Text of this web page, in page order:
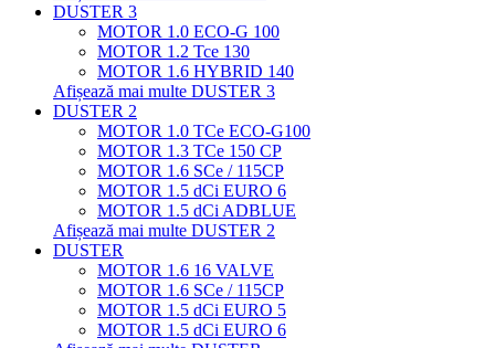
DUSTER 3
MOTOR 1.0 ECO-G 100
MOTOR 1.2 Tce 130
MOTOR 1.6 HYBRID 140
Afișează mai multe DUSTER 3
DUSTER 2
MOTOR 1.0 TCe ECO-G100
MOTOR 1.3 TCe 150 CP
MOTOR 1.6 SCe / 115CP
MOTOR 1.5 dCi EURO 6
MOTOR 1.5 dCi ADBLUE
Afișează mai multe DUSTER 2
DUSTER
MOTOR 1.6 16 VALVE
MOTOR 1.6 SCe / 115CP
MOTOR 1.5 dCi EURO 5
MOTOR 1.5 dCi EURO 6